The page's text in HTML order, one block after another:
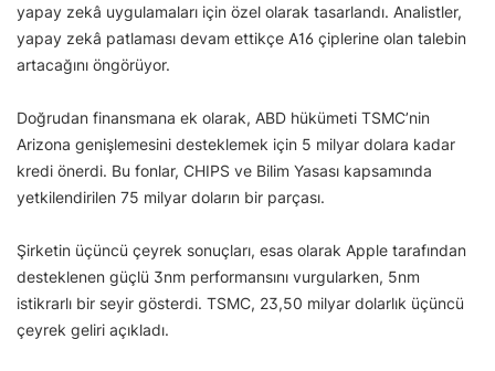
yapay zekâ uygulamaları için özel olarak tasarlandı. Analistler,
yapay zekâ patlaması devam ettikçe A16 çiplerine olan talebin
artacağını öngörüyor.
Doğrudan finansmana ek olarak, ABD hükümeti TSMC’nin
Arizona genişlemesini desteklemek için 5 milyar dolara kadar
kredi önerdi. Bu fonlar, CHIPS ve Bilim Yasası kapsamında
yetkilendirilen 75 milyar doların bir parçası.
Şirketin üçüncü çeyrek sonuçları, esas olarak Apple tarafından
desteklenen güçlü 3nm performansını vurgularken, 5nm
istikrarlı bir seyir gösterdi. TSMC, 23,50 milyar dolarlık üçüncü
çeyrek geliri açıkladı.